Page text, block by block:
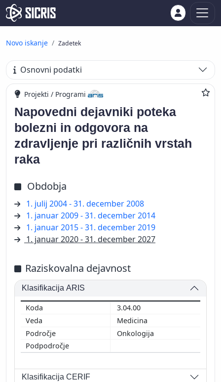
Novo iskanje Zadetek
Osnovni podatki
Projekti / Programi
Napovedni dejavniki poteka
bolezni in odgovora na
zdravljenje pri različnih vrstah
raka
Obdobja
1. julij 2004 - 31. december 2008
1. januar 2009 - 31. december 2014
1. januar 2015 - 31. december 2019
1. januar 2020 - 31. december 2027
Raziskovalna dejavnost
Klasifikacija ARIS
3.04.00
Medicina
Onkologija
Klasifikacija CERIF